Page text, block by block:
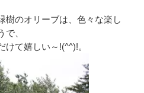
樹のオリーブは、色々な楽し
、
て嬉しい～!(^^)!。